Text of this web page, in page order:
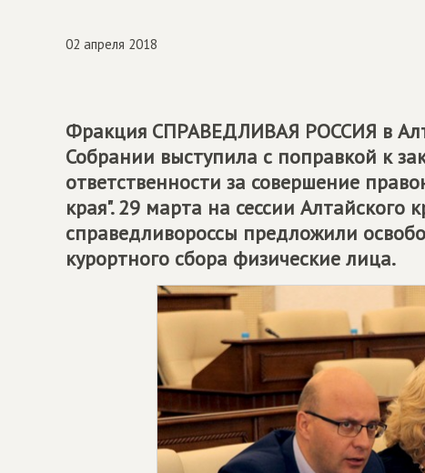
02 апреля 2018
Фракция СПРАВЕДЛИВАЯ РОССИЯ в
Собрании выступила с поправкой к
ответственности за совершение
края". 29 марта на сессии Алтайского
справедливороссы предложили
курортного сбора физические лица.